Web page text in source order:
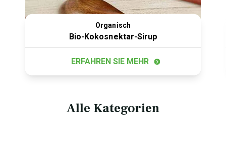
Organisch
Bio-Kokosnektar-Sirup
ERFAHREN SIE MEHR
Alle Kategorien